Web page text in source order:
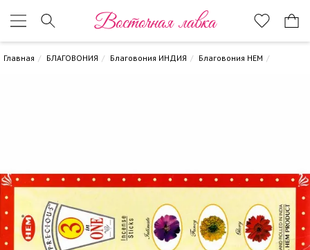
Восточная лавка
Главная БЛАГОВОНИЯ Благовония ИНДИЯ Благовония HEM